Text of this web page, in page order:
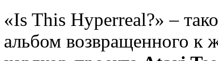
«Is This Hyperreal?» –
альбом возвращенного к